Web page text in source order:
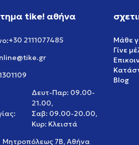
tike! αθήνα
+30 2111077485
Δευτ-Παρ: 09.00-
21.00,
Σαβ: 09.00-20.00,
Κυρ: Κλειστά
Μητροπόλεως 7Β, Αθήνα
Μάθε
Γίνε
Blog